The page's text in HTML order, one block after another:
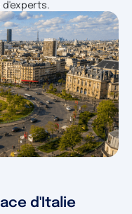
d'Italie